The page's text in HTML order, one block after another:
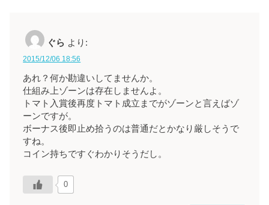
ぐら より:
2015/12/06 18:56
あれ？何か勘違いしてませんか。
仕組み上ゾーンは存在しませんよ。
トマト入賞後再度トマト成立までがゾーンと言えばゾ
ーンですが。
ボーナス後即止め拾うのは普通だとかなり厳しそうで
すね。
コイン持ちですぐわかりそうだし。
0